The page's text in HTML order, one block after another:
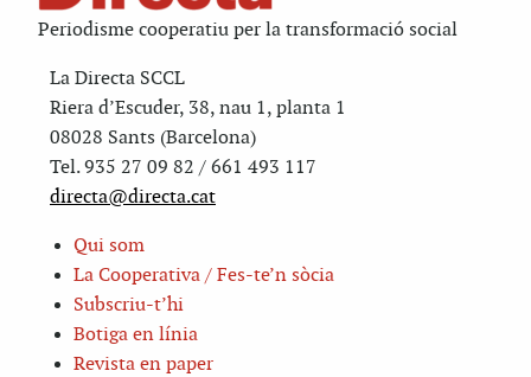
Periodisme cooperatiu per la transformació social
La Directa SCCL
Riera d’Escuder, 38, nau 1, planta 1
08028 Sants (Barcelona)
Tel. 935 27 09 82 / 661 493 117
directa@directa.cat
Qui som
La Cooperativa / Fes-te’n sòcia
Subscriu-t’hi
Botiga en línia
Revista en paper